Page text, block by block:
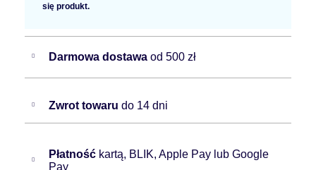
się produkt.
Darmowa dostawa od 500 zł
Zwrot towaru do 14 dni
Płatność kartą, BLIK, Apple Pay lub Google
Pay